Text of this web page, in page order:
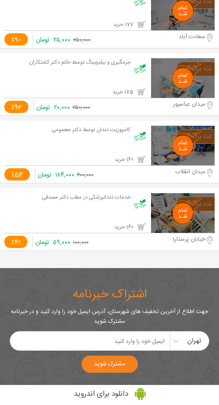
٪90 سعادت آباد ۲۵۰,۰۰۰ ۲۵,۰۰۰ تومان
جرمگیری و بیلیچینگ توسط خانم دکتر کشتکاران
٪92 میدان عباسپور ۲۵۰,۰۰۰ ۲۰,۰۰۰ تومان
کامپوزیت دندان توسط دکتر معصومی
٪54 میدان انقلاب ۴۰۰,۰۰۰ ۱۸۴,۰۰۰ تومان
خدمات دندانپزشکی در مطب دکتر مصدقی
٪41 خیابان پرستار1 ۱۰۰,۰۰۰ ۵۹,۰۰۰ تومان
اشتراک خبرنامه
جهت اطلاع از آخرین تخفیف های شهرستان، آدرس ایمیل خود را وارد کنید و در خبرنامه
مشترک شوید
تهران
مشترک شوید
دانلود برای اندروید